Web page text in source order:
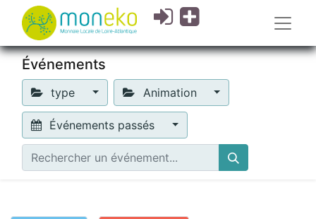
Événements
type Animation
Événements passés